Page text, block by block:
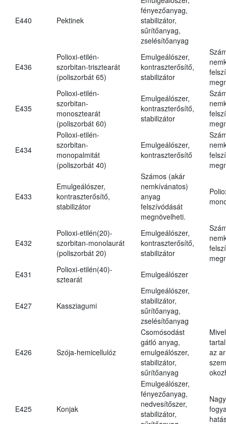
E440 Pektinek
fényezőanyag,
stabilizátor,
sűrítőanyag,
zselésítőanyag
E436
Polioxi-etilén-
szorbitan-trisztearát
(poliszorbát 65)
Emulgeálószer,
kontraszterősítő,
stabilizátor
E435
Polioxi-etilén-
szorbitan-
monosztearát
(poliszorbát 60)
Emulgeálószer,
kontraszterősítő,
stabilizátor
E434
Polioxi-etilén-
szorbitan-
monopalmitát
(poliszorbát 40)
Emulgeálószer,
kontraszterősítő
E433
Emulgeálószer,
kontraszterősítő,
stabilizátor
Számos (akár
nemkívánatos)
anyag
felszívódását
megnövelheti.
E432
Polioxi-etilén(20)-
szorbitan-monolaurát
(poliszorbát 20)
Emulgeálószer,
kontraszterősítő,
stabilizátor
E431
Polioxi-etilén(40)-
sztearát
Emulgeálószer
E427 Kassziagumi
Emulgeálószer,
stabilizátor,
sűrítőanyag,
zselésítőanyag
E426 Szója-hemicellulóz
Csomósodást
gátló anyag,
emulgeálószer,
stabilizátor,
sűrítőanyag
az
E425 Konjak
Emulgeálószer,
fényezőanyag,
nedvesítőszer,
stabilizátor,